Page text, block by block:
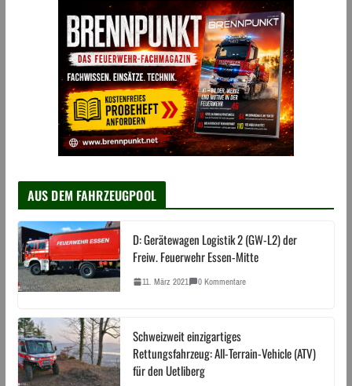
AUS DEM FAHRZEUGPOOL
D: Gerätewagen Logistik 2 (GW-L2) der
Freiw. Feuerwehr Essen-Mitte
11. März 2021 0 Kommentare
Schweizweit einzigartiges
Rettungsfahrzeug: All-Terrain-Vehicle (ATV)
für den Uetliberg